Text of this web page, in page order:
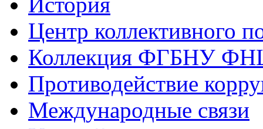
Центр коллективного
Коллекция ФГБНУ
Противодействие
Международные связи